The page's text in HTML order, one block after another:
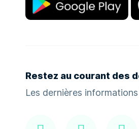
Restez au courant des
Les dernières